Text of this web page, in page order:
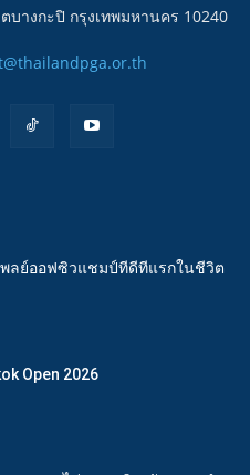
างกะปิ กรุงเทพมหานคร 10240
ลย์ออฟซิวแชมป์ทีดีทีแรกในชีวิต
Open 2026